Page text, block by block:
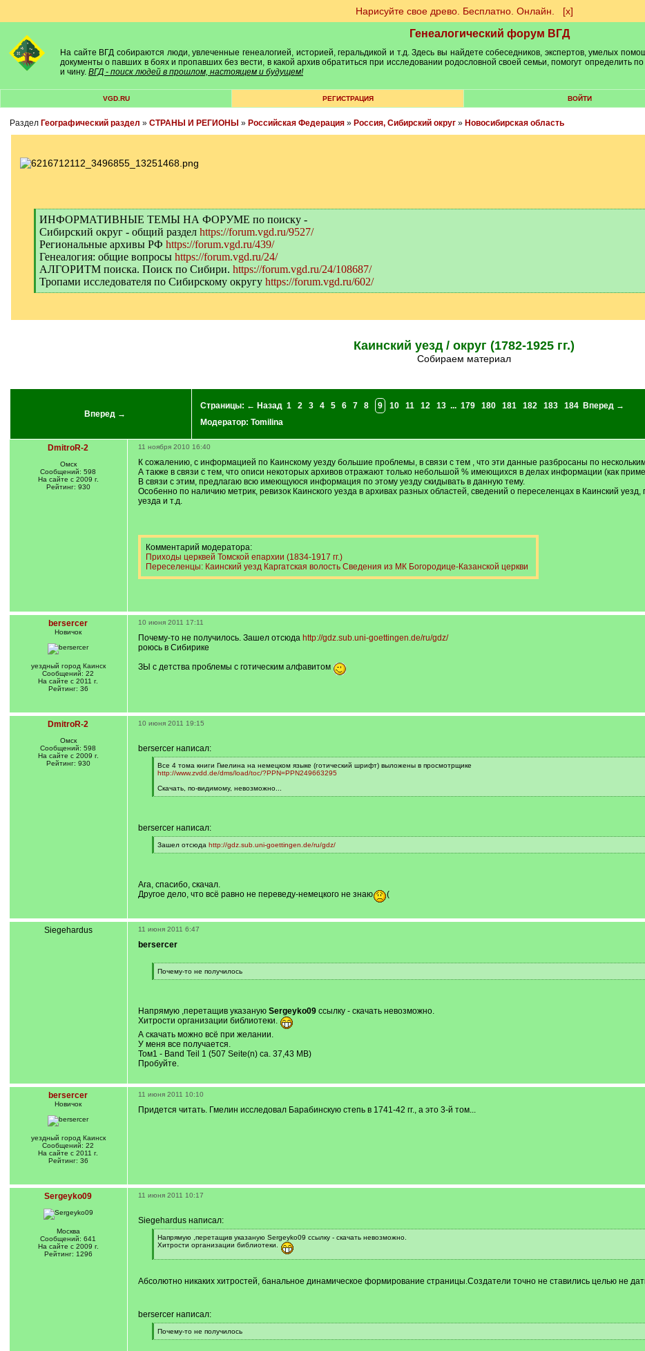
Нарисуйте свое древо. Бесплатно. Онлайн. [х]
Генеалогический форум ВГД
На сайте ВГД собираются люди, увлеченные генеалогией, историей, геральдикой и т.д. Здесь вы найдете собеседников, экспертов, умелых
документы о павших в боях и пропавших без вести, в какой архив обратиться при исследовании родословной своей семьи, помогут определить
и чину. ВГД - поиск людей в прошлом, настоящем и будущем!
VGD.RU РЕГИСТРАЦИЯ ВОЙТИ
Раздел Географический раздел » СТРАНЫ И РЕГИОНЫ » Российская Федерация» Россия, Сибирский округ» Новосибирская область
[
q
]
ИНФОРМАТИВНЫЕ ТЕМЫ НА ФОРУМЕ по поиску -
Сибирский округ - общий раздел https://forum.vgd.ru/9527/
Региональные архивы РФ https://forum.vgd.ru/439/
Генеалогия: общие вопросы https://forum.vgd.ru/24/
АЛГОРИТМ поиска. Поиск по Сибири. https://forum.vgd.ru/24/108687/
Тропами исследователя по Сибирскому округу https://forum.vgd.ru/602/
[
Каинский уезд / округ (1782-1925 гг.)
Собираем материал
Вперед →
Страницы: ← Назад 1 2 3 4 5 6 7 8 9 10 11 12 13 ... 179 180 181 182 183 184
Вперед →
Модератор: Tomilina
DmitroR-2
Омск
Сообщений: 598
На сайте с 2009 г.
Рейтинг: 930
11 ноября 2010 16:40
К сожалению, с информацией по Каинскому уезду большие проблемы, в связи с тем , что эти данные разбросаны по
А также в связи с тем, что описи некоторых архивов отражают только небольшой % имеющихся в делах информации (как
В связи с этим, предлагаю всю имеющуюся информация по этому уезду скидывать в данную тему.
Особенно по наличию метрик, ревизок Каинского уезда в архивах разных областей, сведений о переселенцах в Каинский
уезда и т.д.
Комментарий модератора:
Приходы церквей Томской епархии (1834-1917 гг.)
Переселенцы: Каинский уезд Каргатская волость Сведения из МК Богородице-Казанской церкви
bersercer
Новичок
уездный город Каинск
Сообщений: 22
На сайте с 2011 г.
Рейтинг: 36
10 июня 2011 17:11
Почему-то не получилось. Зашел отсюда http://gdz.sub.uni-goettingen.de/ru/gdz/
роюсь в Сибирике
ЗЫ с детства проблемы с готическим алфавитом
DmitroR-2
Омск
Сообщений: 598
На сайте с 2009 г.
Рейтинг: 930
10 июня 2011 19:15
bersercer написал:
[
q
Все 4 тома книги Гмелина на немецком языке (готический шрифт) выложены в просмотрщике
http://www.zvdd.de/dms/load/toc/?PPN=PPN249663295
Скачать, по-видимому, невозможно...
[
bersercer написал:
[
q
Зашел отсюда http://gdz.sub.uni-goettingen.de/ru/gdz/
[
Ага, спасибо, скачал.
Другое дело, что всё равно не переведу-немецкого не знаю
(
Siegehardus 11 июня 2011 6:47
bersercer
[
q
Почему-то не получилось
[
Напрямую ,перетащив указаную Sergeyko09ссылку - скачать невозможно.
Хитрости организации библиотеки.
А скачать можно всё при желании.
У меня все получается.
Том1 - Band Teil 1 (507 Seite(n) ca. 37,43 MB)
Пробуйте.
bersercer
Новичок
уездный город Каинск
Сообщений: 22
На сайте с 2011 г.
Рейтинг: 36
11 июня 2011 10:10
Придется читать. Гмелин исследовал Барабинскую степь в 1741-42 гг., а это 3-й том...
Sergeyko09
Москва
Сообщений: 641
На сайте с 2009 г.
Рейтинг: 1296
11 июня 2011 10:17
Siegehardus написал:
[
q
Напрямую ,перетащив указаную Sergeyko09 ссылку - скачать невозможно.
Хитрости организации библиотеки.
[
]
Абсолютно никаких хитростей, банальное динамическое формирование страницы.Создатели точно не ставились целью не
bersercer написал:
[
q
Почему-то не получилось
[